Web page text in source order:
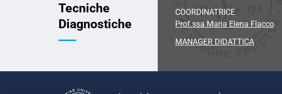
Tecniche
Diagnostiche
COORDINATRICE
Prof.ssa Maria Elena Flacco
MANAGER DIDATTICA